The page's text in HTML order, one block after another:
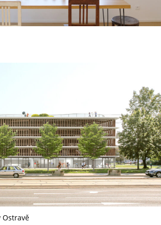
Ostravě